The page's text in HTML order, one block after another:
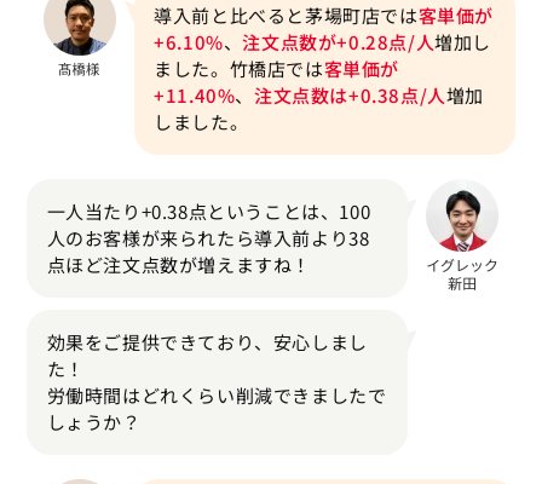
導入前と比べると茅場町店では客単価が
+6.10%、注文点数が+0.28点/人増加し
ました。竹橋店では客単価が
+11.40%、注文点数は+0.38点/人増加
しました。
一人当たり+0.38点ということは、100
人のお客様が来られたら導入前より38
点ほど注文点数が増えますね！
効果をご提供できており、安心しまし
た！
労働時間はどれくらい削減できましたで
しょうか？